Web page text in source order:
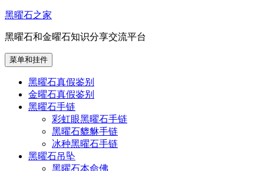
跳
内
容
黑曜石之家
黑曜石和金曜石知识分享交流平台
菜单和挂件
黑曜石真假鉴别
金曜石真假鉴别
黑曜石手链
彩虹眼黑曜石手链
黑曜石貔貅手链
冰种黑曜石手链
黑曜石吊坠
黑曜石本命佛